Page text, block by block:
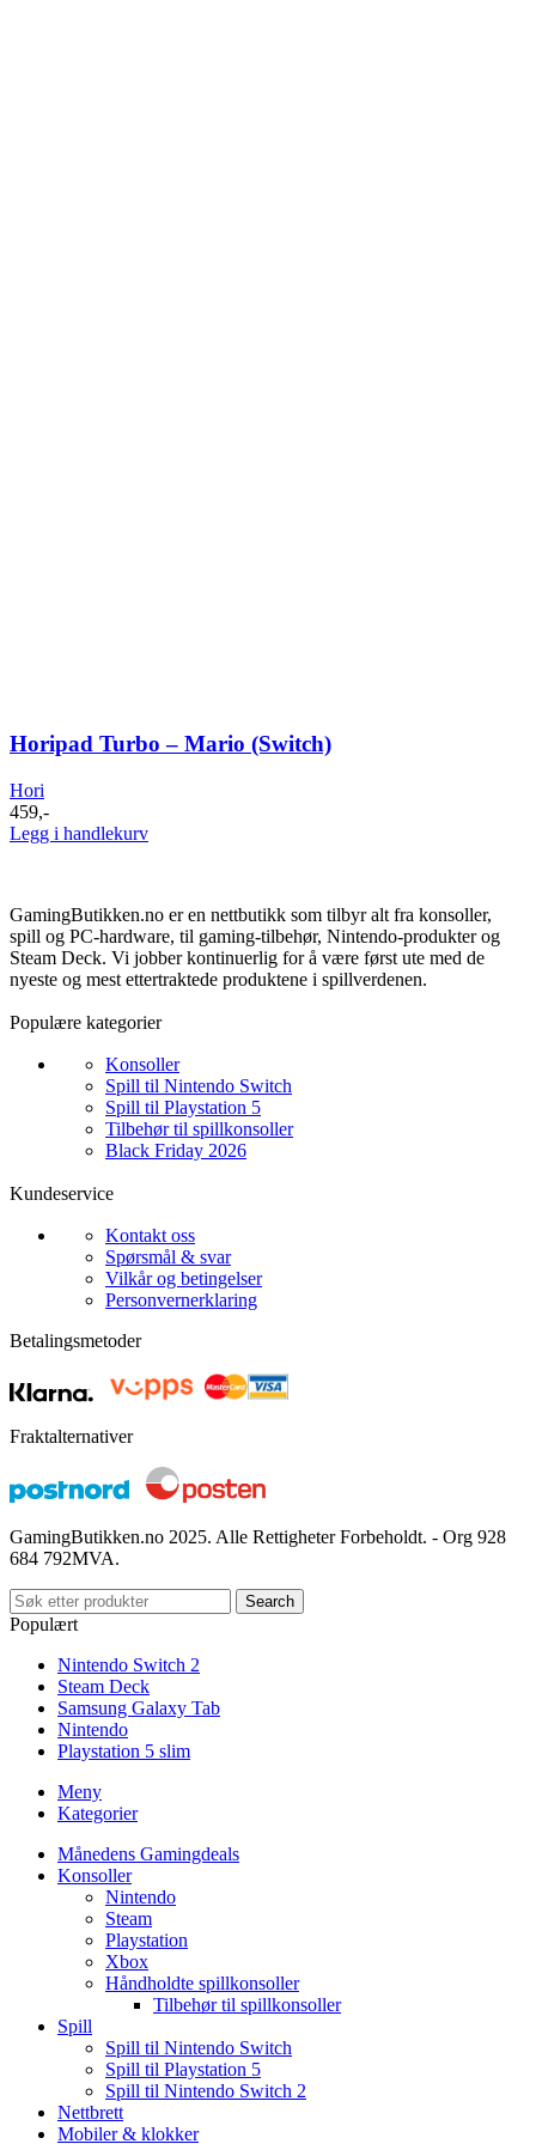
Horipad Turbo – Mario (Switch)
Hori
459,-
Legg i handlekurv
GamingButikken.no er en nettbutikk som tilbyr alt fra konsoller,
spill og PC-hardware, til gaming-tilbehør, Nintendo-produkter og
Steam Deck. Vi jobber kontinuerlig for å være først ute med de
nyeste og mest ettertraktede produktene i spillverdenen.
Populære kategorier
Konsoller
Spill til Nintendo Switch
Spill til Playstation 5
Tilbehør til spillkonsoller
Black Friday 2026
Kundeservice
Kontakt oss
Spørsmål & svar
Vilkår og betingelser
Personvernerklaring
Betalingsmetoder
Fraktalternativer
GamingButikken.no 2025. Alle Rettigheter Forbeholdt. - Org 928
684 792MVA.
Search
Populært
Nintendo Switch 2
Steam Deck
Samsung Galaxy Tab
Nintendo
Playstation 5 slim
Meny
Kategorier
Månedens Gamingdeals
Konsoller
Nintendo
Steam
Playstation
Xbox
Håndholdte spillkonsoller
Tilbehør til spillkonsoller
Spill
Spill til Nintendo Switch
Spill til Playstation 5
Spill til Nintendo Switch 2
Nettbrett
Mobiler & klokker